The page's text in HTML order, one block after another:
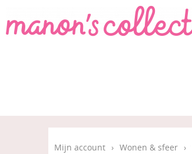
Mijn account › Wonen & sfeer ›